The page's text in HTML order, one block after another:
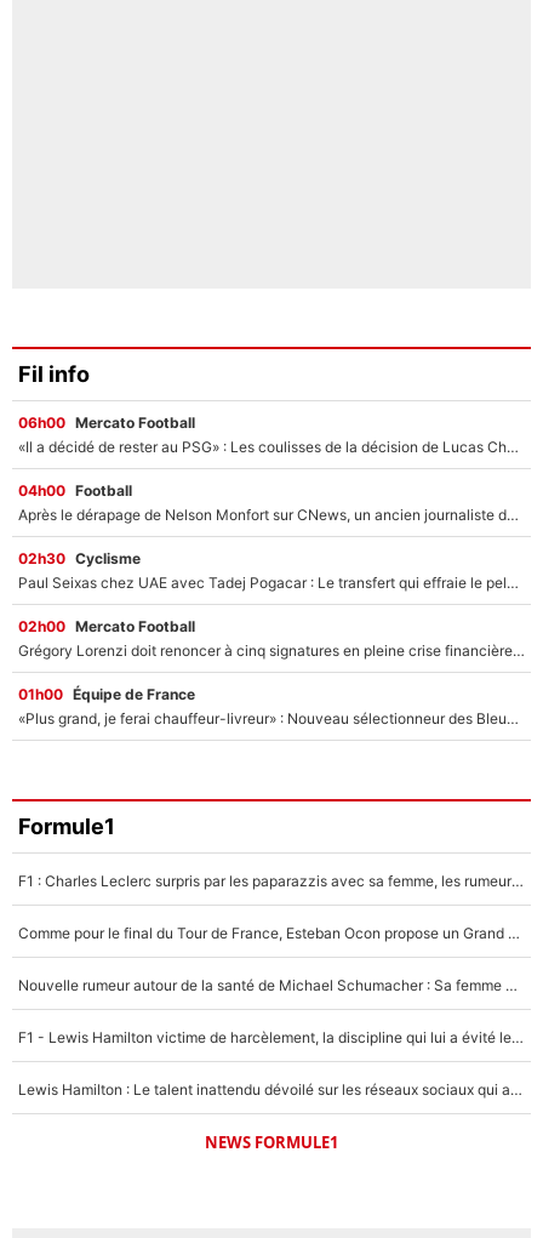
Fil info
06h00 Mercato Football
«Il a décidé de rester au PSG» : Les coulisses de la décision de Lucas Chevalier pour son transfert
04h00 Football
Après le dérapage de Nelson Monfort sur CNews, un ancien journaliste de France Télévisions relance la polémique sur les incendies en Gironde
02h30 Cyclisme
Paul Seixas chez UAE avec Tadej Pogacar : Le transfert qui effraie le peloton, «c’est la pire des choses qui puisse arriver»
02h00 Mercato Football
Grégory Lorenzi doit renoncer à cinq signatures en pleine crise financière : L’IA propose sept noms à l’OM pour un mercato réussi... à seulement 5M€ !
01h00 Équipe de France
«Plus grand, je ferai chauffeur-livreur» : Nouveau sélectionneur des Bleus, Zinédine Zidane s’était imaginé un avenir très différent lorsqu'il était enfant
Formule1
F1 : Charles Leclerc surpris par les paparazzis avec sa femme, les rumeurs étaient vraies !
Comme pour le final du Tour de France, Esteban Ocon propose un Grand Prix de Formule 1 à Paris : «Autour de l’Arc de Triomphe, ce serait génial» !
Nouvelle rumeur autour de la santé de Michael Schumacher : Sa femme Corinna sort du silence
F1 - Lewis Hamilton victime de harcèlement, la discipline qui lui a évité le pire : «J'aurais probablement mal tourné»
Lewis Hamilton : Le talent inattendu dévoilé sur les réseaux sociaux qui a impressionné Kim Kardashian pendant leurs vacances en amoureux !
NEWS FORMULE1